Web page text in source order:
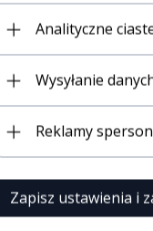
jedwabiu w
bez
Analityczne
Wysyłanie
Reklamy
Zapisz ustawienia i